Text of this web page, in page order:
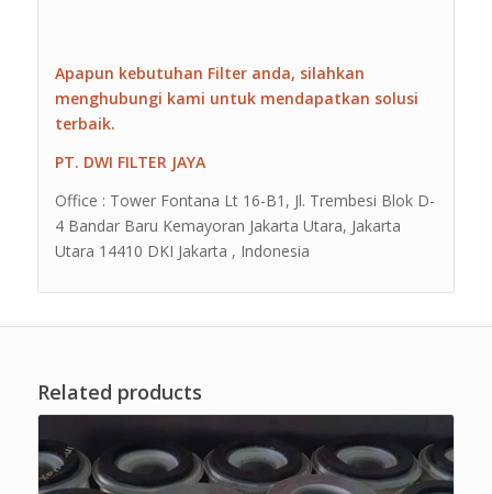
Apapun kebutuhan Filter anda, silahkan
menghubungi kami untuk mendapatkan solusi
terbaik.
PT. DWI FILTER JAYA
Office : Tower Fontana Lt 16-B1, Jl. Trembesi Blok D-
4 Bandar Baru Kemayoran Jakarta Utara, Jakarta
Utara 14410 DKI Jakarta , Indonesia
Related products